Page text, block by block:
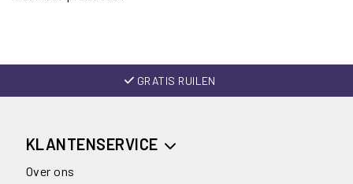
GRATIS RUILEN
KLANTENSERVICE
Over ons